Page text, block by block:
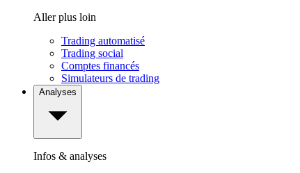
Aller plus loin
Trading automatisé
Trading social
Comptes financés
Simulateurs de trading
Analyses
Infos & analyses